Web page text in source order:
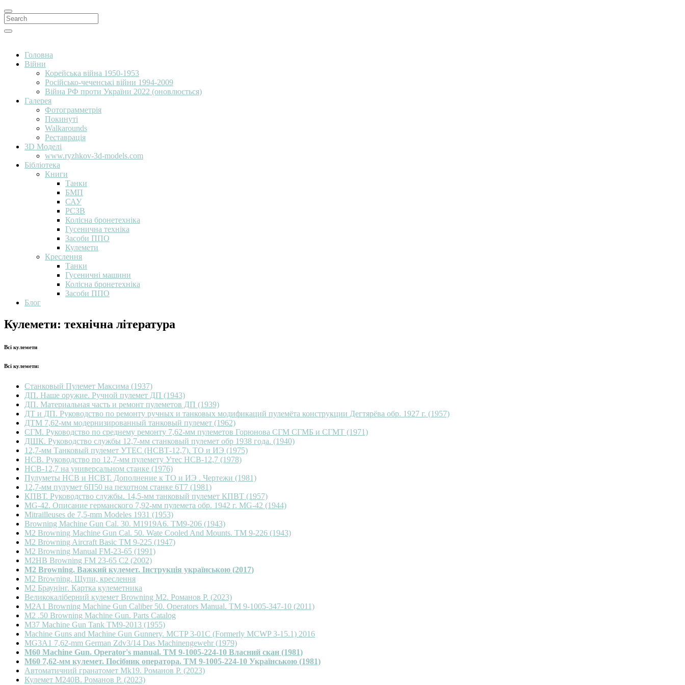
Search
for:
Search
Головна
Війни
Корейська війна 1950-1953
Російсько-чеченські війни 1994-2009
Війна РФ проти України 2022 (оновлюється)
Галерея
Фотограмметрія
Покинуті
Walkarounds
Реставрація
3D Моделі
www.ryzhkov-3d-models.com
Бібліотека
Книги
Танки
БМП
САУ
РСЗВ
Колісна бронетехніка
Гусенична техніка
Засоби ППО
Кулемети
Креслення
Танки
Гусеничні машини
Колісна бронетехніка
Засоби ППО
Блог
Кулемети: технічна література
Всі кулемети
Всі кулемети:
Станковый Пулемет Максима (1937)
ДП. Наше оружие. Ручной пулемет ДП (1943)
ДП. Материальная часть и ремонт пулеметов ДП (1939)
ДТ и ДП. Руководство по ремонту ручных и танковых модификаций пулемёта конструкции Дегтярёва обр. 1927 г. (1957)
ДТМ 7,62-мм модернизированный танковый пулемет (1962)
СГМ. Руководство по среднему ремонту 7,62-мм пулеметов Горюнова СГМ СГМБ и СГМТ (1971)
ДШК. Руководство службы 12,7-мм станковый пулемет обр 1938 года. (1940)
12,7-мм Танковый пулемет УТЕС (НСВТ-12,7). ТО и ИЭ (1975)
НСВ. Руководство по 12,7-мм пулемету Утес НСВ-12,7 (1978)
НСВ-12,7 на универсальном станке (1976)
Пулуметы НСВ и НСВТ. Дополнение к ТО и ИЭ . Чертежи (1981)
12,7-мм пулумет 6П50 на пехотном станке 6Т7 (1981)
КПВТ. Руководство службы. 14,5-мм танковый пулемет КПВТ (1957)
MG-42. Описание германского 7,92-мм пулемета обр. 1942 г. MG-42 (1944)
Mitrailleuses de 7,5-mm Modeles 1931 (1953)
Browning Machine Gun Cal. 30. M1919A6. TM9-206 (1943)
M2 Browning Machine Gun Cal. 50. Wate Cooled And Mounts. TM 9-226 (1943)
M2 Browning Aircraft Basic TM 9-225 (1947)
M2 Browning Manual FM-23-65 (1991)
M2HB Browning FM 23-65 C2 (2002)
M2 Browning. Важкий кулемет. Інструкція українською (2017)
M2 Browning. Щупи, креслення
M2 Браунінг. Картка кулеметника
Великокаліберний кулемет Browning M2. Романов Р. (2023)
M2A1 Browning Machine Gun Caliber 50. Operators Manual. TM 9-1005-347-10 (2011)
M2 .50 Browning Machine Gun. Parts Catalog
M37 Machine Gun Tank TM9-2013 (1955)
Machine Guns and Machine Gun Gunnery. MCTP 3-01C (Formerly MCWP 3-15.1) 2016
MG3A1 7,62-mm German Zdv3/14 Das Machinengewehr (1979)
M60 Machine Gun. Operator's manual. TM 9-1005-224-10 Власний скан (1981)
M60 7,62-мм кулемет. Посібник оператора. TM 9-1005-224-10 Українською (1981)
Автоматичний гранатомет Mk19. Романов Р. (2023)
Кулемет M240B. Романов Р. (2023)